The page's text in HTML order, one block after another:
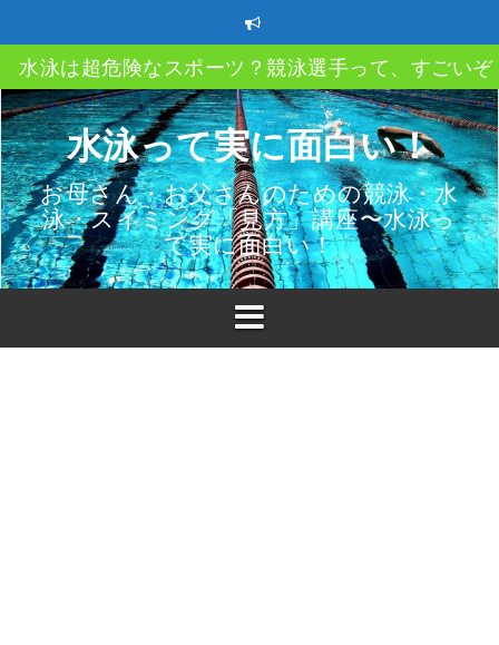
ツ
へ
ス
キ
ッ
プ
水泳は超危険なスポーツ？競泳選手って、すごいぞ
クロール、平泳ぎ、バタフライ、背泳ぎ、自分のス
イルってどうやって決める？
ストレートアーム？ハイエルボー？ってなあに？
速く泳ぐにはどうしたら良い？教えて〇〇〇
スイミングクラブ移籍時の3つのポイント
子供も親も必ず知っておきたい水泳（プール）での
故
水泳って実に面白い！
お母さん・お父さんのための競泳・水
泳・スイミング「見方」講座〜水泳っ
て実に面白い！